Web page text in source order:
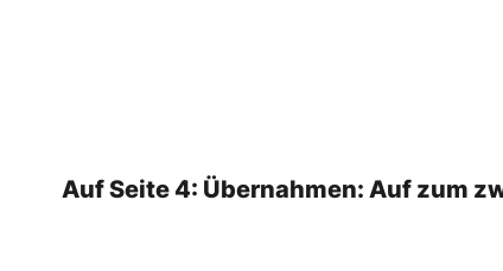
Auf Seite 4: Übernahmen: Auf zum